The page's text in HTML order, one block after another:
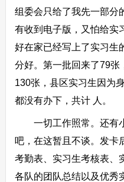
组委会只给了我先一部分
有收到电子版，又怕给实
好在家已经写上了实习生
分好。第一批回来了79张
130张，县区实习生因为
都没有办下，共计 人。
一切工作照常。还有
吧，在这暂且不谈。发卡
考勤表、实习生考核表、
各队的团队总结以及优秀